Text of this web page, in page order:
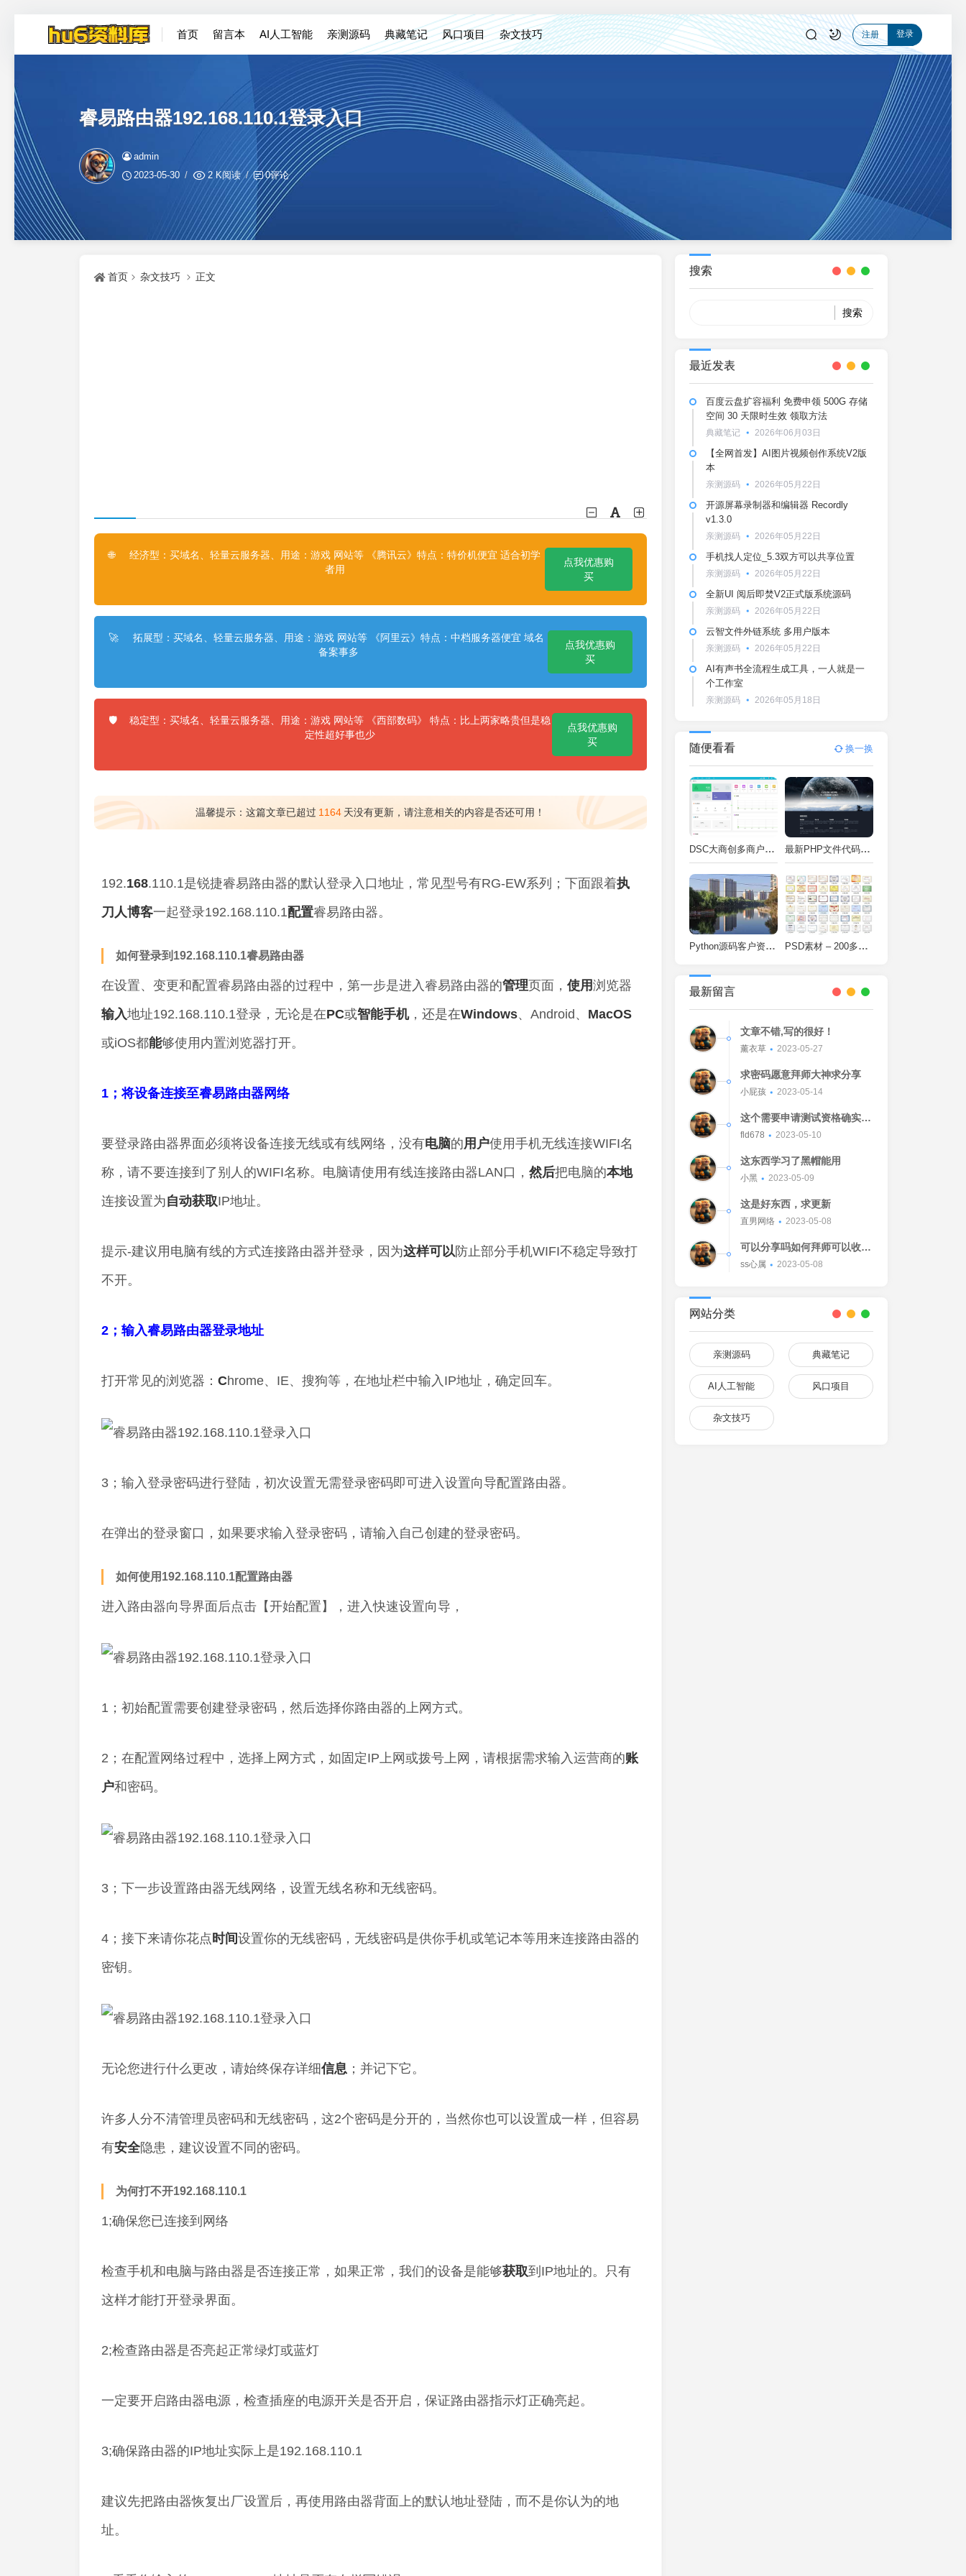
首页 留言本 AI人工智能 亲测源码 典藏笔记 风口项目 杂文技巧 注册 登录
睿易路由器192.168.110.1登录入口
admin
2023-05-30
2 K阅读 0评论
首页 杂文技巧 正文
🌐
经济型：买域名、轻量云服务器、用途：游戏 网站等 《腾讯云》特点：特价机便宜 适合初学
者用
点我优惠购
买
🚀
拓展型：买域名、轻量云服务器、用途：游戏 网站等 《阿里云》特点：中档服务器便宜 域名
备案事多
点我优惠购
买
🛡️
稳定型：买域名、轻量云服务器、用途：游戏 网站等 《西部数码》 特点：比上两家略贵但是稳
定性超好事也少
点我优惠购
买
温馨提示：这篇文章已超过 1164 天没有更新，请注意相关的内容是否还可用！
192.168.110.1是锐捷睿易路由器的默认登录入口地址，常见型号有RG-EW系列；下面跟着执
刀人博客一起登录192.168.110.1配置睿易路由器。
如何登录到192.168.110.1睿易路由器
在设置、变更和配置睿易路由器的过程中，第一步是进入睿易路由器的管理页面， 使用浏览器
输入地址192.168.110.1登录，无论是在PC或智能手机，还是在Windows、Android、 MacOS
或iOS都能够使用内置浏览器打开。
1；将设备连接至睿易路由器网络
要登录路由器界面必须将设备连接无线或有线网络，没有电脑的用户使用手机无线连接WIFI名
称，请不要连接到了别人的WIFI名称。电脑请使用有线连接路由器LAN口， 然后把电脑的本地
连接设置为自动获取IP地址。
提示-建议用电脑有线的方式连接路由器并登录，因为这样可以防止部分手机WIFI不稳定导致打
不开。
2；输入睿易路由器登录地址
打开常见的浏览器： Chrome、IE、搜狗等，在地址栏中输入IP地址，确定回车。
3；输入登录密码进行登陆，初次设置无需登录密码即可进入设置向导配置路由器。
在弹出的登录窗口，如果要求输入登录密码，请输入自己创建的登录密码。
如何使用192.168.110.1配置路由器
进入路由器向导界面后点击【开始配置】，进入快速设置向导，
1；初始配置需要创建登录密码，然后选择你路由器的上网方式。
2；在配置网络过程中，选择上网方式，如固定IP上网或拨号上网，请根据需求输入运营商的账
户和密码。
3；下一步设置路由器无线网络，设置无线名称和无线密码。
4；接下来请你花点时间设置你的无线密码，无线密码是供你手机或笔记本等用来连接路由器的
密钥。
无论您进行什么更改，请始终保存详细信息；并记下它。
许多人分不清管理员密码和无线密码，这2个密码是分开的，当然你也可以设置成一样，但容易
有安全隐患，建议设置不同的密码。
为何打不开192.168.110.1
1;确保您已连接到网络
检查手机和电脑与路由器是否连接正常，如果正常，我们的设备是能够获取到IP地址的。只有
这样才能打开登录界面。
2;检查路由器是否亮起正常绿灯或蓝灯
一定要开启路由器电源，检查插座的电源开关是否开启，保证路由器指示灯正确亮起。
3;确保路由器的IP地址实际上是192.168.110.1
建议先把路由器恢复出厂设置后，再使用路由器背面上的默认地址登陆，而不是你认为的地
址。
搜索
最近发表
百度云盘扩容福利 免费申领 500G 存储
空间 30 天限时生效 领取方法
典藏笔记 2026年06月03日
【全网首发】AI图片视频创作系统V2版
本
亲测源码 2026年05月22日
开源屏幕录制器和编辑器 Recordly
v1.3.0
亲测源码 2026年05月22日
手机找人定位_5.3双方可以共享位置
亲测源码 2026年05月22日
全新UI 阅后即焚V2正式版系统源码
亲测源码 2026年05月22日
云智文件外链系统 多用户版本
亲测源码 2026年05月22日
AI有声书全流程生成工具，一人就是一
个工作室
亲测源码 2026年05月18日
随便看看 换一换
DSC大商创多商户电商系统完整部署教程（附PHP7.4/PHP8兼容修复方案） 最新PHP文件代码加密系统 在线PHP加密系统 全开源 亲测可用
Python源码客户资料管理系统V2.2一键运行 PSD素材 – 200多种类型证书PSD源码
最新留言
文章不错,写的很好！
薰衣草 2023-05-27
求密码愿意拜师大神求分享
小屁孩 2023-05-14
这个需要申请测试资格确实不
错的东西
fld678 2023-05-10
这东西学习了黑帽能用
小黑 2023-05-09
这是好东西，求更新
直男网络 2023-05-08
可以分享吗如何拜师可以收我
吗[Watermelon]
ss心属 2023-05-08
网站分类
亲测源码 典藏笔记
AI人工智能 风口项目
杂文技巧